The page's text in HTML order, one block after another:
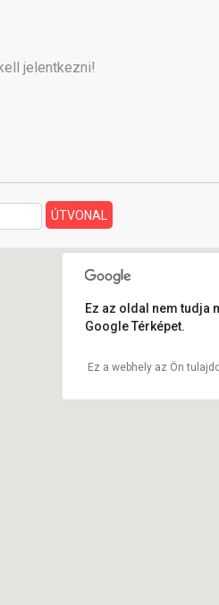
jelentkezni!
Ez az oldal nem tudja
Google Térképet.
Ez a webhely az Ön